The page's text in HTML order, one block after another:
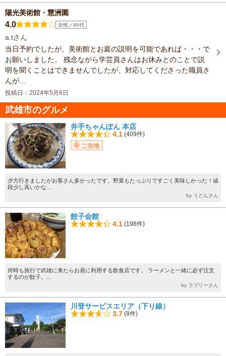
陽光美術館・慧洲園
4.0 女性／40代
a.tさん
当日予約でしたが、美術館とお庭の説明を可能であれば・・・で
お願いしました。 残念ながら学芸員さんはお休みとのことで説
明を聞くことはできませんでしたが、対応してくださった職員さ
んが...
投稿日：2024年5月6日
武雄市のグルメ
井手ちゃんぽん 本店
4.1 (409件)
ご当地
夕方行きましたがお客さん多かったです。野菜もたっぷりですごく美味しかった！値
段少し高いかな...
by うどんさん
餃子会館
4.1 (198件)
何時も旅行で武雄に来たらお昼に利用する飲食店です。 ラーメンと一緒に必ず注文
するのが餃子。...
by ラブリーさん
川登サービスエリア（下り線）
3.7 (8件)